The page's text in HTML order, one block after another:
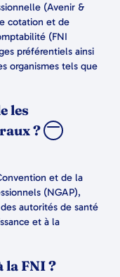
(Avenir &
cotation et de
(FNI
préférentiels ainsi
organismes tels que
les
?
et de la
(NGAP),
autorités de santé
et à la
la FNI ?